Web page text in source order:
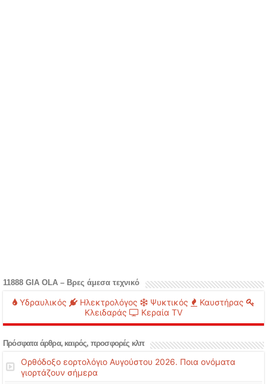
11888 GIA OLA – Βρες άμεσα τεχνικό
Υδραυλικός Ηλεκτρολόγος Ψυκτικός
Καυστήρας
Κλειδαράς
Κεραία TV
Πρόσφατα άρθρα, καιρός, προσφορές κλπ
Ορθόδοξο εορτολόγιο Αυγούστου 2026. Ποια ονόματα
γιορτάζουν σήμερα